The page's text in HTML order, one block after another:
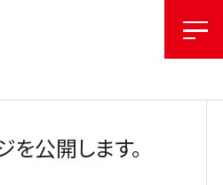
公開します。